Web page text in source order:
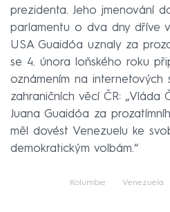
prezidenta. Jeho jmenování
parlamentu o dva dny dříve
USA Guaidóa uznaly za
se 4. února loňského roku
oznámením na internetových
zahraničních věcí ČR: „Vláda
Juana Guaidóa za
měl dovést Venezuelu ke
demokratickým volbám.“
Kolumbie Venezuela